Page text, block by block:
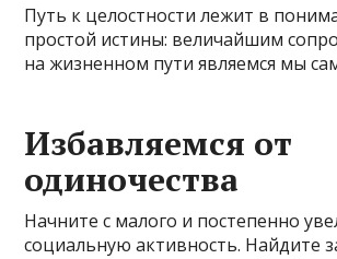
Путь к целостности лежит в
простой истины: величайшим
на жизненном пути являемся мы
Избавляемся от
одиночества
Начните с малого и постепенно
социальную активность. Найдите